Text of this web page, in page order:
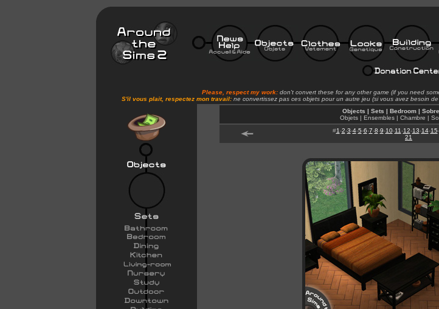
Please, respect my work: don't convert these for any other game (if you need
S'il vous plait, respectez mon travail: ne convertissez pas ces objets pour un autre jeu (si vous avez besoin
Objects | Sets | Bedroom |
Objets | Ensembles | Chambre |
#1-2-3-4-5-6-7-8-9-10-11-12-13-14-15-
21